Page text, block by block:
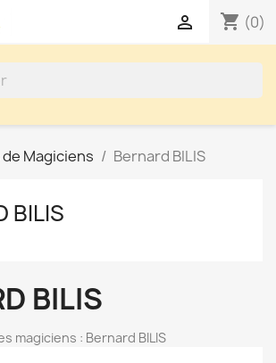
shopping_cart (0)

Magiciens Bernard BILIS
BILIS
BILIS
magiciens : Bernard BILIS